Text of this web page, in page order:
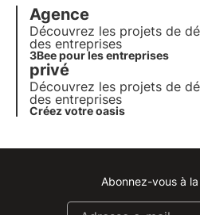
Agence
Découvrez les projets de
des entreprises
3Bee pour les entreprises
privé
Découvrez les projets de
des entreprises
Créez votre oasis
Abonnez-vous à